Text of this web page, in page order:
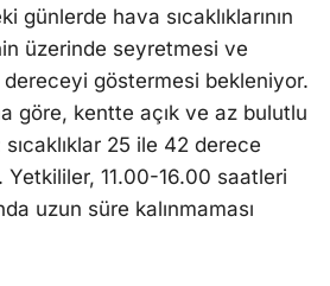
günlerde hava sıcaklıklarının
üzerinde seyretmesi ve
göstermesi bekleniyor.
göre, kentte açık ve az bulutlu
25 ile 42 derece
Yetkililer, 11.00-16.00 saatleri
uzun süre kalınmaması